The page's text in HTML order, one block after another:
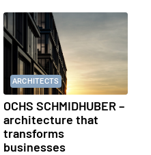
ARCHITECTS
OCHS SCHMIDHUBER –
architecture that
transforms
businesses